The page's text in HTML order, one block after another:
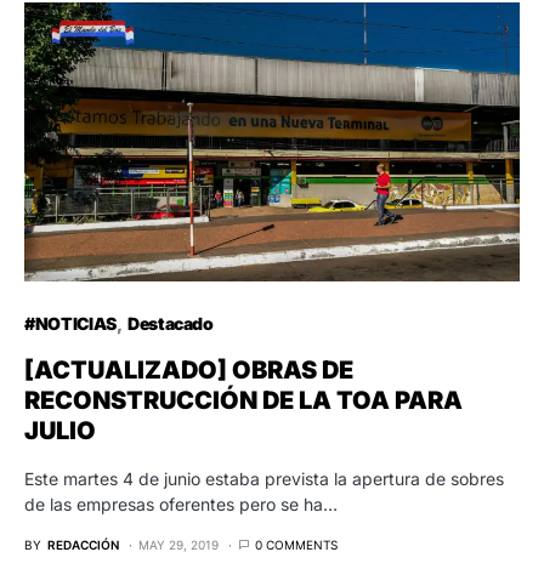
#NOTICIAS Destacado
[ACTUALIZADO] OBRAS DE
RECONSTRUCCIÓN DE LA TOA PARA
JULIO
Este martes 4 de junio estaba prevista la apertura de sobres
de las empresas oferentes pero se ha…
BY REDACCIÓN MAY 29, 2019 0 COMMENTS